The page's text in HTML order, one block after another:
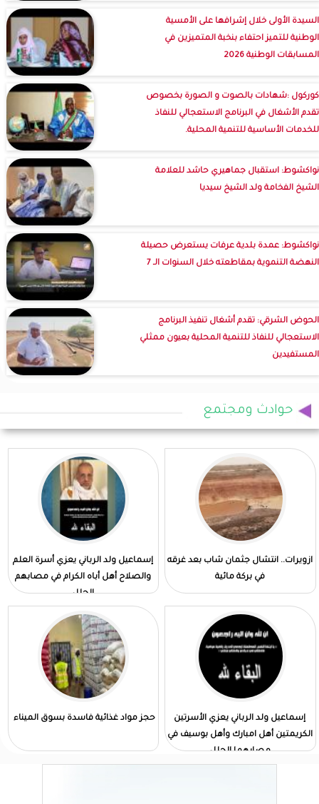
السيدة الأولى خلال إشرافها على الأمسية
الوطنية للتميز احتفاء بنخبة المتميزين في
المسابقات الوطنية 2026
كوركول :شهادات بالصوت و الصورة بخصوص
تقدم الأشغال في البرنامج الاستعجالي للنفاذ
للخدمات الأساسية للتنمية المحلية.
نواكشوط: استقبال جماهيري حاشد للعلامة
الشيخ الفخامة ولد الشيخ سيديا
نواكشوط: عمدة بلدية عرفات يستعرض حصيلة
النهضة التنموية بمقاطعته خلال السنوات الـ 7
الحوض الشرقي: تقدم أشغال تنفيذ البرنامج
الاستعجالي للنفاذ للتنمية المحلية بعيون ممثلي
المستفيدين
حوادث ومجتمع
ازويرات.. انتشال جثمان شاب بعد غرقه
في بركة مائية
إسماعيل ولد الرباني يعزي أسرة العلم
والصلاح أهل أباه الكرام في مصابهم
الجلل
إسماعيل ولد الرباني يعزي الأسرتين
الكريمتين أهل امبارك وأهل بوسيف في
مصابهما الجلل
حجز مواد غذائية فاسدة بسوق الميناء